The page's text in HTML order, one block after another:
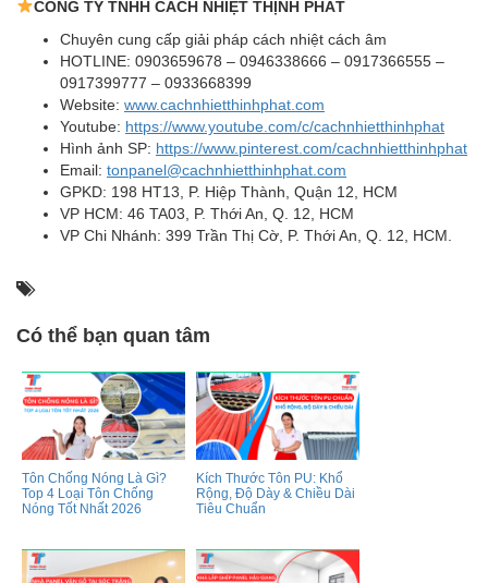
CÔNG TY TNHH CÁCH NHIỆT THỊNH PHÁT
Chuyên cung cấp giải pháp cách nhiệt cách âm
HOTLINE: 0903659678 – 0946338666 – 0917366555 –
0917399777 – 0933668399
Website: www.cachnhietthinhphat.com
Youtube: https://www.youtube.com/c/cachnhietthinhphat
Hình ảnh SP: https://www.pinterest.com/cachnhietthinhphat
Email: tonpanel@cachnhietthinhphat.com
GPKD: 198 HT13, P. Hiệp Thành, Quận 12, HCM
VP HCM: 46 TA03, P. Thới An, Q. 12, HCM
VP Chi Nhánh: 399 Trần Thị Cờ, P. Thới An, Q. 12, HCM.
Có thể bạn quan tâm
Tôn Chống Nóng Là Gì?
Top 4 Loại Tôn Chống
Nóng Tốt Nhất 2026
Kích Thước Tôn PU: Khổ
Rộng, Độ Dày & Chiều Dài
Tiêu Chuẩn